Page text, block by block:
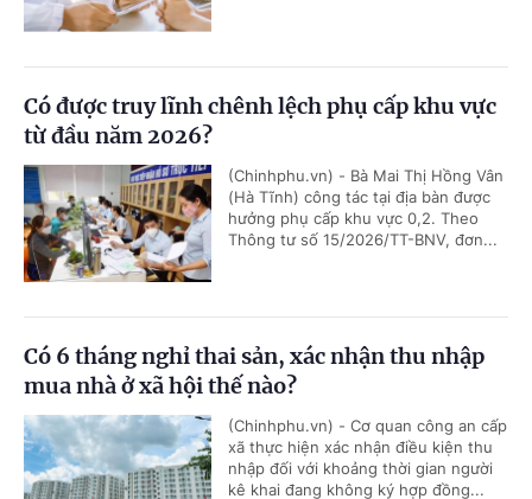
Có được truy lĩnh chênh lệch phụ cấp khu vực
từ đầu năm 2026?
(Chinhphu.vn) - Bà Mai Thị Hồng Vân
(Hà Tĩnh) công tác tại địa bàn được
hưởng phụ cấp khu vực 0,2. Theo
Thông tư số 15/2026/TT-BNV, đơn...
Có 6 tháng nghỉ thai sản, xác nhận thu nhập
mua nhà ở xã hội thế nào?
(Chinhphu.vn) - Cơ quan công an cấp
xã thực hiện xác nhận điều kiện thu
nhập đối với khoảng thời gian người
kê khai đang không ký hợp đồng...